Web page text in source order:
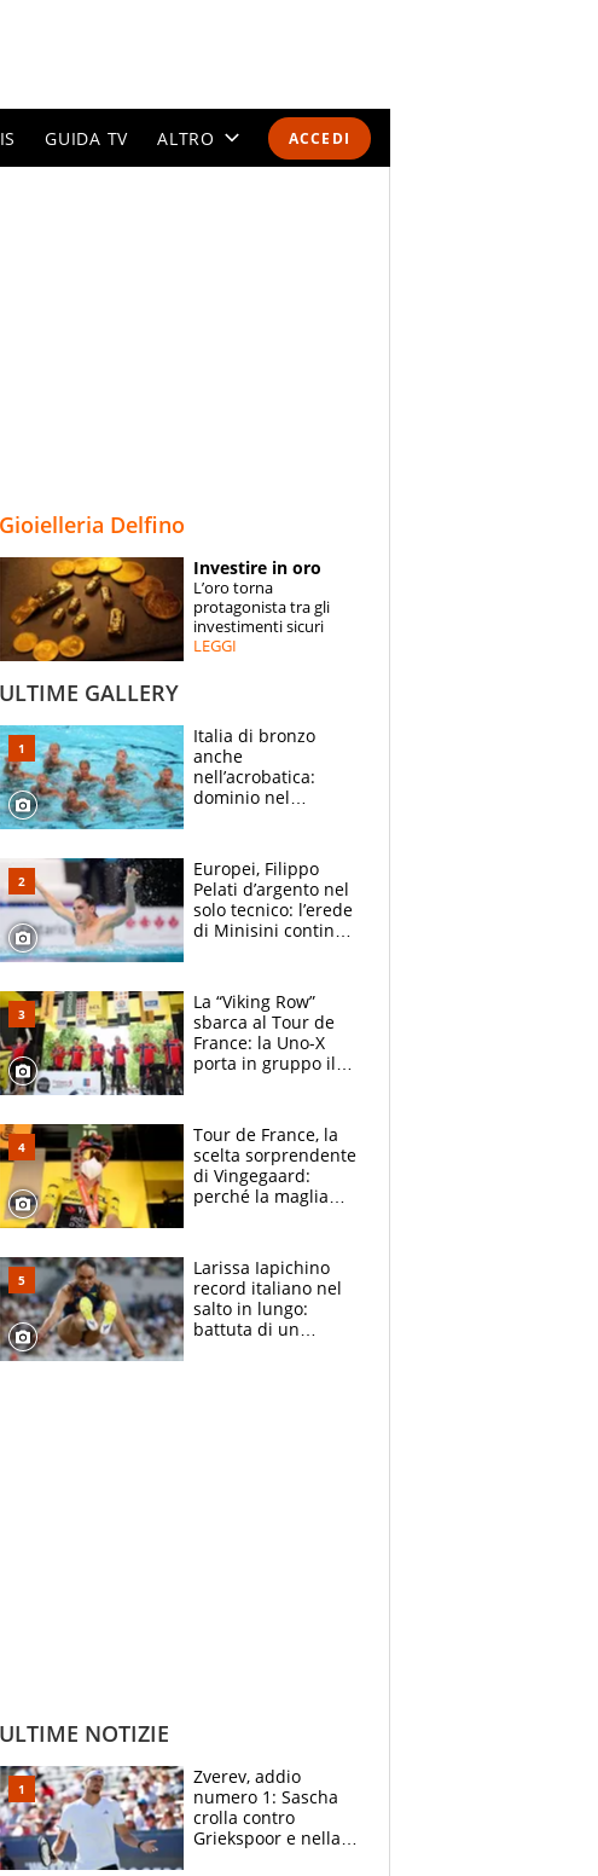
ACCEDI
GUIDA TV ALTRO
SPECIALI
ESPERTI
Gioielleria Delfino
Investire in oro
L’oro torna
protagonista tra gli
investimenti sicuri
LEGGI
ULTIME GALLERY
Italia di bronzo
anche
nell’acrobatica:
dominio nel
e compagni
continuare
Europei, Filippo
Pelati d’argento nel
solo tecnico: l’erede
di Minisini continua
mirino
La “Viking Row”
sbarca al Tour de
France: la Uno-X
porta in gruppo il
compagni
Tour de France, la
scelta sorprendente
di Vingegaard:
perché la maglia
rischio da evitare
Larissa Iapichino
record italiano nel
salto in lungo:
battuta di un
ULTIME NOTIZIE
Zverev, addio
numero 1: Sascha
crolla contro
Griekspoor e nella